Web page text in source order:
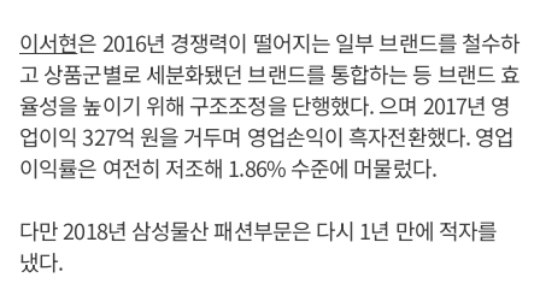
이서현은 2016년 경쟁력이 떨어지는 일부 브랜드를 철수하
고 상품군별로 세분화됐던 브랜드를 통합하는 등 브랜드 효
율성을 높이기 위해 구조조정을 단행했다. 으며 2017년 영
업이익 327억 원을 거두며 영업손익이 흑자전환했다. 영업
이익률은 여전히 저조해 1.86% 수준에 머물렀다.
다만 2018년 삼성물산 패션부문은 다시 1년 만에 적자를
냈다.